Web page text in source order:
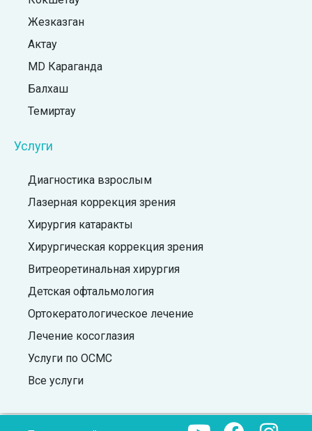
Жезказган
Актау
MD Караганда
Балхаш
Темиртау
Услуги
Диагностика взрослым
Лазерная коррекция зрения
Хирургия катаракты
Хирургическая коррекция зрения
Витреоретинальная хирургия
Детская офтальмология
Ортокератологическое лечение
Лечение косоглазия
Услуги по ОСМС
Все услуги